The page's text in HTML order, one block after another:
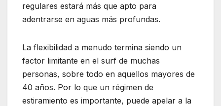
regulares estará más que apto para
adentrarse en aguas más profundas.
La flexibilidad a menudo termina siendo un
factor limitante en el surf de muchas
personas, sobre todo en aquellos mayores de
40 años. Por lo que un régimen de
estiramiento es importante, puede apelar a la